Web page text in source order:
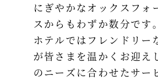
にぎやかなオックスフォ
スからもわずか数分です。
ホテルではフレンドリー
が皆さまを温かくお迎え
のニーズに合わせたサー